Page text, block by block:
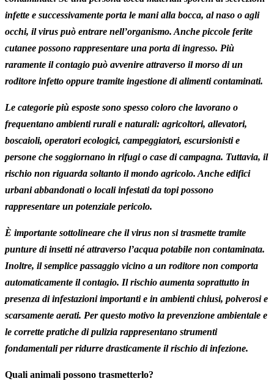
infette e successivamente porta le mani alla bocca, al naso o agli
occhi, il virus può entrare nell’organismo. Anche piccole ferite
cutanee possono rappresentare una porta di ingresso. Più
raramente il contagio può avvenire attraverso il morso di un
roditore infetto oppure tramite ingestione di alimenti contaminati.
Le categorie più esposte sono spesso coloro che lavorano o
frequentano ambienti rurali e naturali: agricoltori, allevatori,
boscaioli, operatori ecologici, campeggiatori, escursionisti e
persone che soggiornano in rifugi o case di campagna. Tuttavia, il
rischio non riguarda soltanto il mondo agricolo. Anche edifici
urbani abbandonati o locali infestati da topi possono
rappresentare un potenziale pericolo.
È importante sottolineare che il virus non si trasmette tramite
punture di insetti né attraverso l’acqua potabile non contaminata.
Inoltre, il semplice passaggio vicino a un roditore non comporta
automaticamente il contagio. Il rischio aumenta soprattutto in
presenza di infestazioni importanti e in ambienti chiusi, polverosi e
scarsamente aerati. Per questo motivo la prevenzione ambientale e
le corrette pratiche di pulizia rappresentano strumenti
fondamentali per ridurre drasticamente il rischio di infezione.
Quali animali possono trasmetterlo?